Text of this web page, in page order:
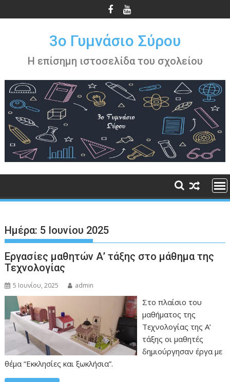
στο
3ο Γυμνάσιο Σύρου
Η επίσημη ιστοσελίδα του σχολείου
Ημέρα: 5 Ιουνίου 2025
Εργασίες μαθητών Α’ τάξης στο μάθημα της
Τεχνολογίας
5 Ιουνίου, 2025 admin
Στο πλαίσιο του
μαθήματος της
Τεχνολογίας της Α’
τάξης οι μαθητές
δημιούργησαν έργα με
θέμα “Εκκλησίες και ξωκλήσια”.